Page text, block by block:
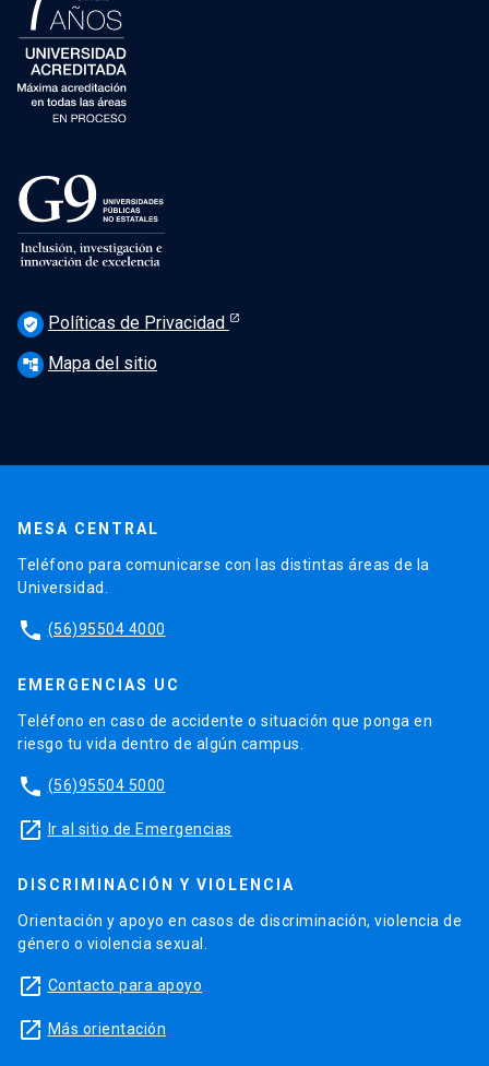
verified_user Políticas de Privacidad
account_tree Mapa del sitio
MESA CENTRAL
Teléfono para comunicarse con las distintas áreas de la
Universidad.
phone (56)95504 4000
EMERGENCIAS UC
Teléfono en caso de accidente o situación que ponga en
riesgo tu vida dentro de algún campus.
phone (56)95504 5000
launch Ir al sitio de Emergencias
DISCRIMINACIÓN Y VIOLENCIA
Orientación y apoyo en casos de discriminación, violencia de
género o violencia sexual.
launch Contacto para apoyo
launch Más orientación